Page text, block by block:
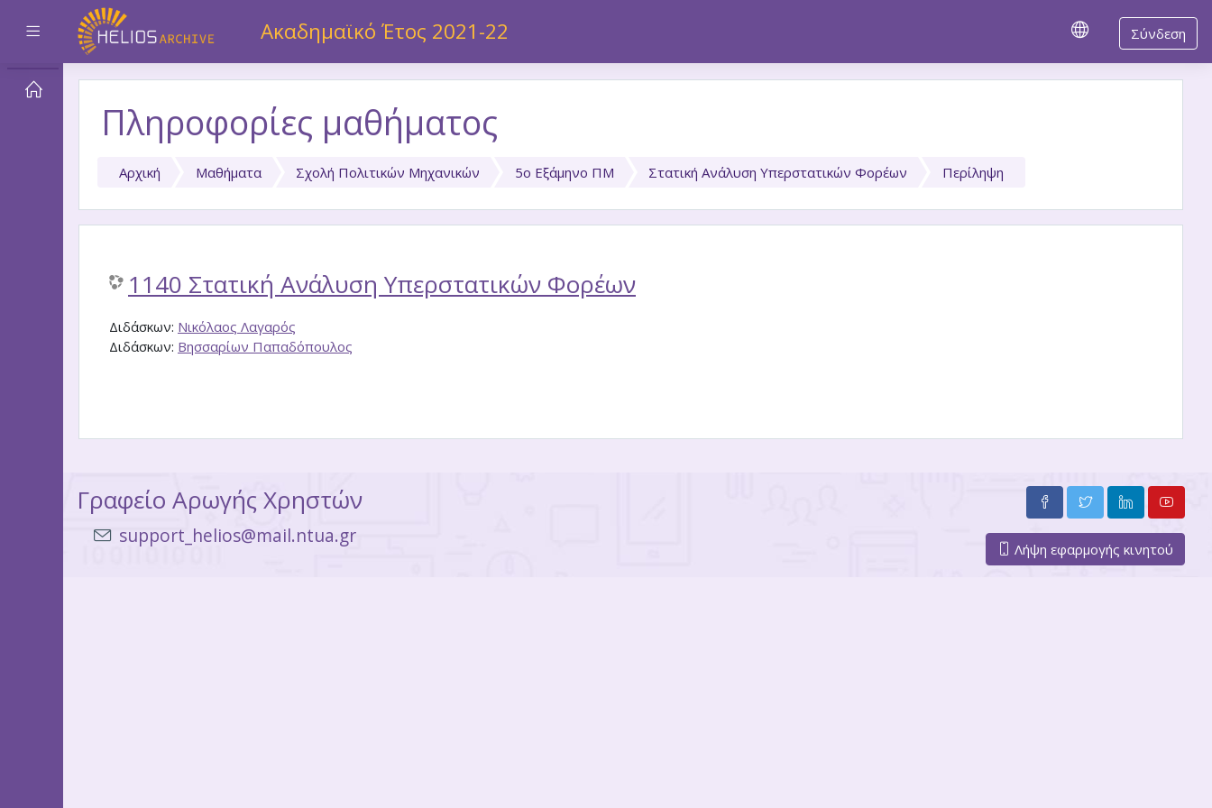
Πλευρικός πίνακας Ακαδημαϊκό Έτος 2021-22 Σύνδεση
Μετάβαση στο κεντρικό περιεχόμενο
Πληροφορίες μαθήματος
Αρχική Μαθήματα Σχολή Πολιτικών Μηχανικών 5ο Εξάμηνο ΠΜ Στατική Ανάλυση Υπερστατικών Φορέων Περίληψη
1140 Στατική Ανάλυση Υπερστατικών Φορέων
Διδάσκων: Νικόλαος Λαγαρός
Διδάσκων: Βησσαρίων Παπαδόπουλος
Γραφείο Αρωγής Χρηστών
support_helios@mail.ntua.gr
Λήψη εφαρμογής κινητού